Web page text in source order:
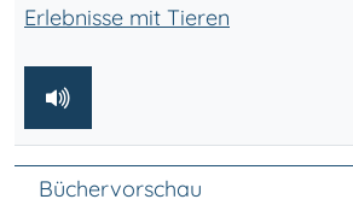
Erlebnisse mit Tieren
Unter Navigation
Büchervorschau